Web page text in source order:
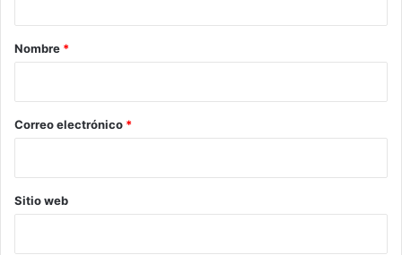
r
*
Nombre *
Correo electrónico *
Sitio web